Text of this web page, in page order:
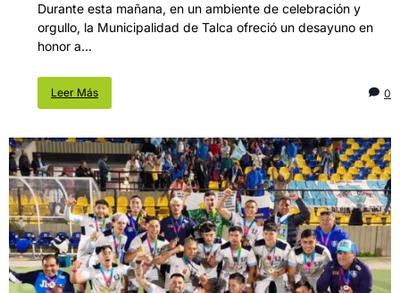
Durante esta mañana, en un ambiente de celebración y
orgullo, la Municipalidad de Talca ofreció un desayuno en
honor a...
Leer Más 0